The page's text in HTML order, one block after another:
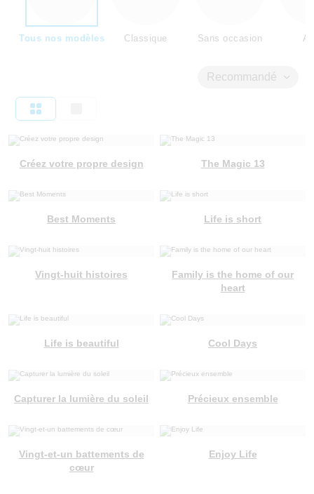
Tous nos modèles Classique Sans occasion
Recommandé
Créez votre propre design The Magic 13
Best Moments Life is short
Vingt-huit histoires
Family is the home of our
heart
Life is beautiful Cool Days
Capturer la lumière du soleil Précieux ensemble
Vingt-et-un battements de
cœur
Enjoy Life